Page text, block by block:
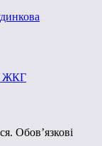
ЖКГ
Обов’язкові